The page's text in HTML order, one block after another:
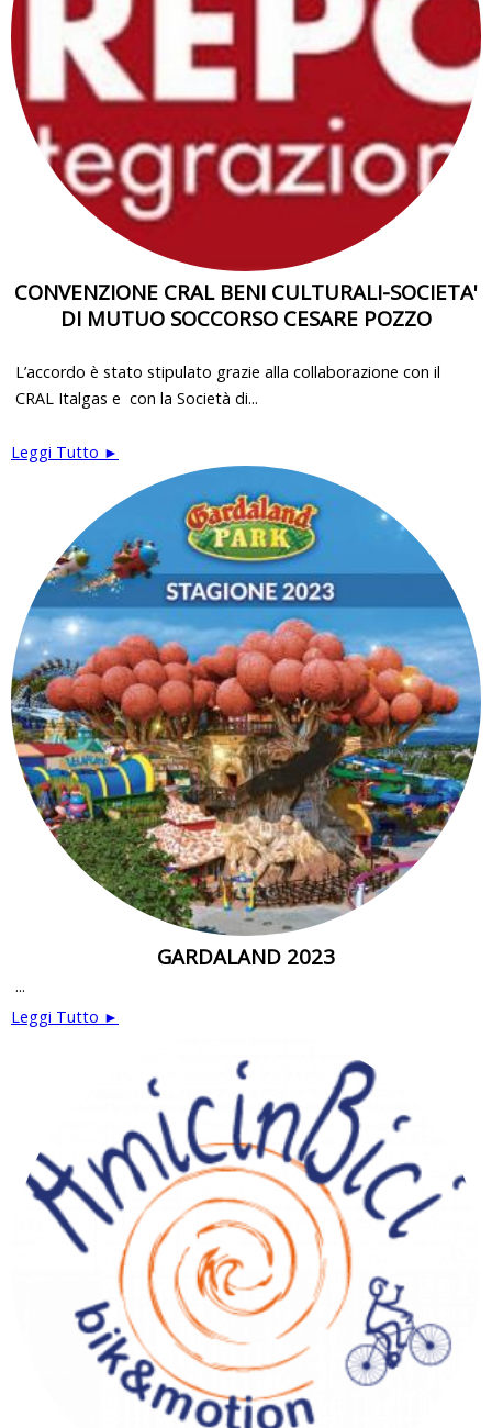
CONVENZIONE CRAL BENI CULTURALI-SOCIETA'
DI MUTUO SOCCORSO CESARE POZZO
L’accordo è stato stipulato grazie alla collaborazione con il
CRAL Italgas e con la Società di...
Leggi Tutto ►
GARDALAND 2023
...
Leggi Tutto ►